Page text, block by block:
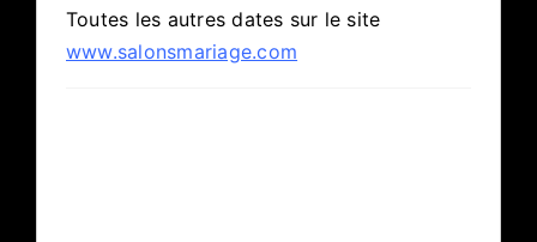
Toutes les autres dates sur le site
www.salonsmariage.com